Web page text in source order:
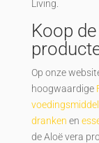
Living.
Koop
Op onze
hoogwaardige
dranken en
de Aloë vera